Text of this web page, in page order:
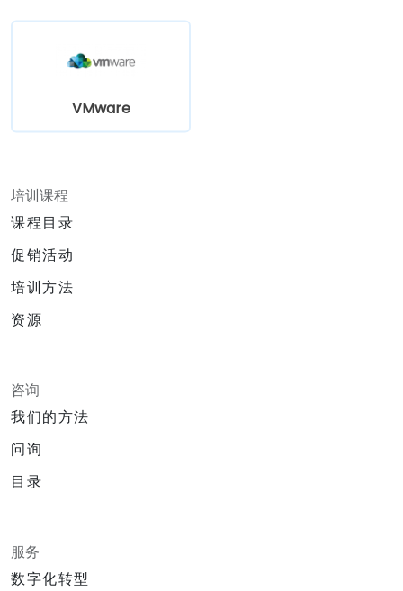
VMware
培训课程
课程目录
促销活动
培训方法
资源
咨询
我们的方法
问询
目录
服务
数字化转型